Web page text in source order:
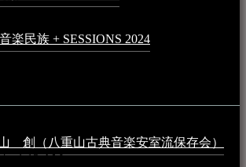
楽民族 + SESSIONS 2024
創（八重山古典音楽安室流保存会）
- 1:13 AM